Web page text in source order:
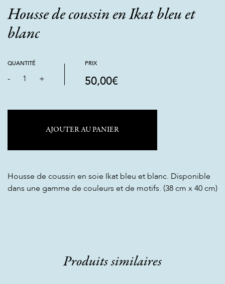
Housse de coussin en Ikat bleu et
blanc
QUANTITÉ
- 1 +
PRIX
50,00€
AJOUTER AU PANIER
Housse de coussin en soie Ikat bleu et blanc. Disponible
dans une gamme de couleurs et de motifs. (38 cm x 40 cm)
Produits similaires